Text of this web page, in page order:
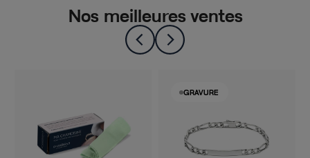
Nos meilleures ventes
GRAVURE